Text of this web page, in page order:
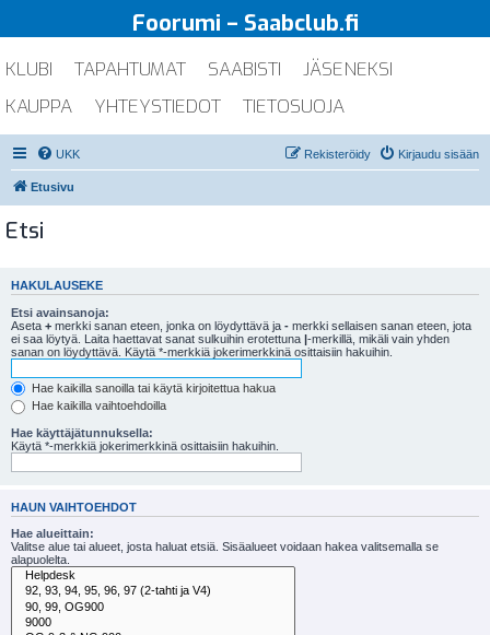
Foorumi – Saabclub.fi
KLUBI TAPAHTUMAT SAABISTI
JÄSENEKSI
KAUPPA
YHTEYSTIEDOT TIETOSUOJA
UKK Kirjaudu sisään
Rekisteröidy
Etusivu
Etsi
HAKULAUSEKE
Etsi avainsanoja:
Aseta + merkki sanan eteen, jonka on löydyttävä ja - merkki sellaisen sanan eteen, jota
ei saa löytyä. Laita haettavat sanat sulkuihin erotettuna |-merkillä, mikäli vain yhden
sanan on löydyttävä. Käytä *-merkkiä jokerimerkkinä osittaisiin hakuihin.
Hae kaikilla sanoilla tai käytä kirjoitettua hakua
Hae kaikilla vaihtoehdoilla
Hae käyttäjätunnuksella:
Käytä *-merkkiä jokerimerkkinä osittaisiin hakuihin.
HAUN VAIHTOEHDOT
Hae alueittain:
Valitse alue tai alueet, josta haluat etsiä. Sisäalueet voidaan hakea valitsemalla se
alapuolelta.